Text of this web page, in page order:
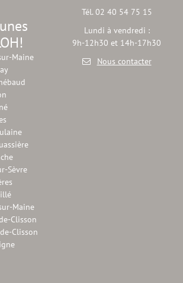
Maine
Sèvre
Maine
Clisson
Clisson
Tél. 02 40 54 75 15
Lundi à vendredi :
9h-12h30 et 14h-17h30
Nous contacter